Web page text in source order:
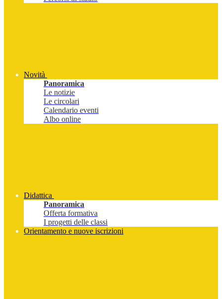
Novità
Panoramica
Le notizie
Le circolari
Calendario eventi
Albo online
Didattica
Panoramica
Offerta formativa
I progetti delle classi
Orientamento e nuove iscrizioni